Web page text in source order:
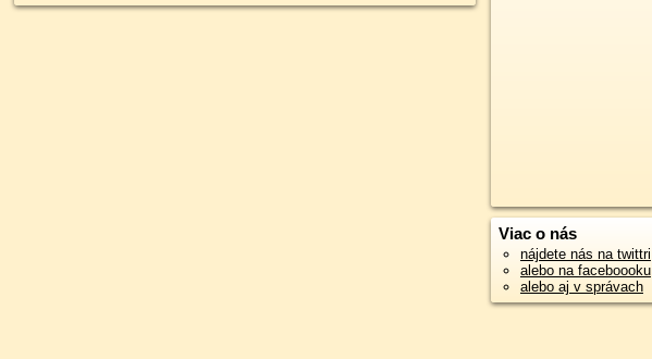
Viac o nás
nájdete nás na twittri
alebo na faceboooku
alebo aj v správach